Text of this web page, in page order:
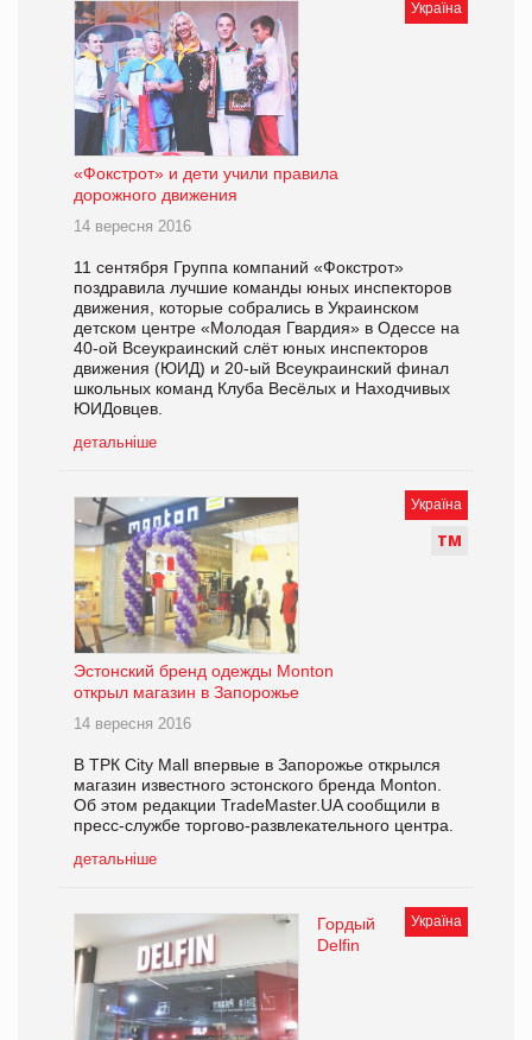
Україна
«Фокстрот» и дети учили правила
дорожного движения
14 вересня 2016
11 сентября Группа компаний «Фокстрот»
поздравила лучшие команды юных инспекторов
движения, которые собрались в Украинском
детском центре «Молодая Гвардия» в Одессе на
40-ой Всеукраинский слёт юных инспекторов
движения (ЮИД) и 20-ый Всеукраинский финал
школьных команд Клуба Весёлых и Находчивых
ЮИДовцев.
детальніше
Україна
ТМ
Эстонский бренд одежды Monton
открыл магазин в Запорожье
14 вересня 2016
В ТРК City Mall впервые в Запорожье открылся
магазин известного эстонского бренда Monton.
Об этом редакции TradeMaster.UA сообщили в
пресс-службе торгово-развлекательного центра.
детальніше
Україна
Гордый
Delfin